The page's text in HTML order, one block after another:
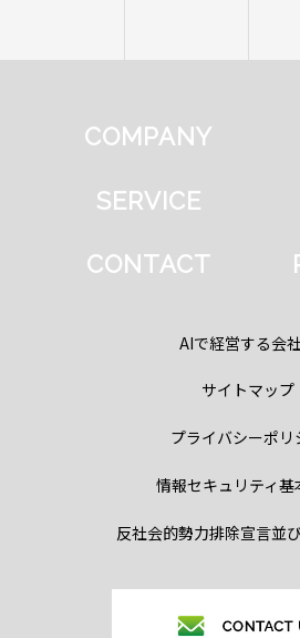
COMPANY
SERVICE
CONTACT
AIで経営する会
サイトマップ
プライバシーポリ
情報セキュリティ基
反社会的勢力排除宣言並